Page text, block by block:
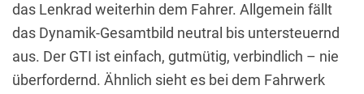
das Lenkrad weiterhin dem Fahrer. Allgemein fällt
das Dynamik-Gesamtbild neutral bis untersteuernd
aus. Der GTI ist einfach, gutmütig, verbindlich – nie
überfordernd. Ähnlich sieht es bei dem Fahrwerk